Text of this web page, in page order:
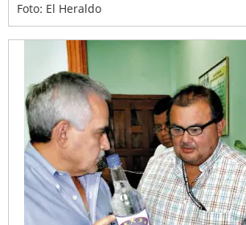
Foto: El Heraldo